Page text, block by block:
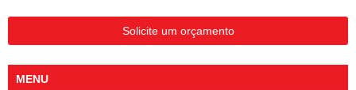
Solicite um orçamento
MENU